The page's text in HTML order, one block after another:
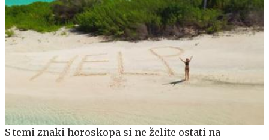
S temi znaki horoskopa si ne želite ostati na